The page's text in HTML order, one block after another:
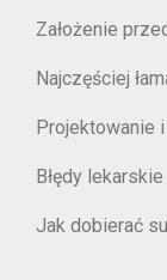
Założenie
Najczęściej
Projektowanie
Błędy
Jak dobierać